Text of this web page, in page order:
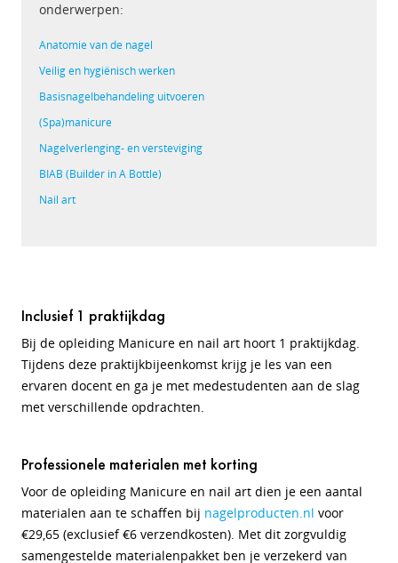
onderwerpen:
Anatomie van de nagel
Veilig en hygiënisch werken
Basisnagelbehandeling uitvoeren
(Spa)manicure
Nagelverlenging- en versteviging
BIAB (Builder in A Bottle)
Nail art
Inclusief 1 praktijkdag
Bij de opleiding Manicure en nail art hoort 1 praktijkdag.
Tijdens deze praktijkbijeenkomst krijg je les van een
ervaren docent en ga je met medestudenten aan de slag
met verschillende opdrachten.
Professionele materialen met korting
Voor de opleiding Manicure en nail art dien je een aantal
materialen aan te schaffen bij nagelproducten.nl voor
€29,65 (exclusief €6 verzendkosten). Met dit zorgvuldig
samengestelde materialenpakket ben je verzekerd van